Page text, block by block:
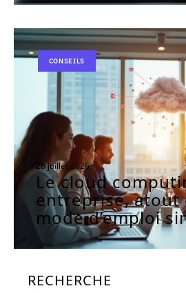
CONSEILS
28 juillet 2026
Le cloud
entreprise, atout
mode d’emploi
RECHERCHE